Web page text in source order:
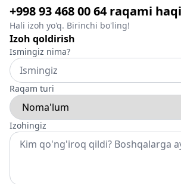
+998 93 468 00 64 raqami
Hali izoh yo'q. Birinchi bo'ling!
Izoh qoldirish
Ismingiz nima?
Raqam turi
Izohingiz